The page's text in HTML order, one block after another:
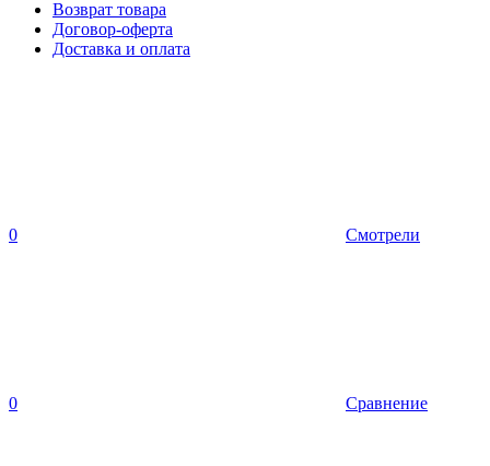
Возврат товара
Договор-оферта
Доставка и оплата
0 Смотрели
0 Сравнение